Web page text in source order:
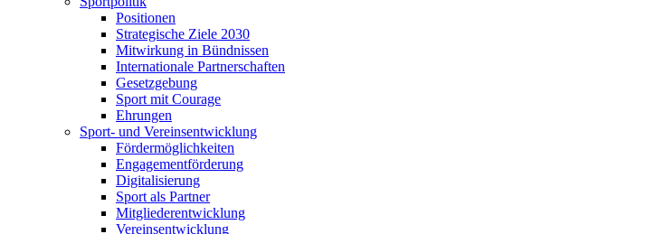
Positionen
Strategische Ziele 2030
Mitwirkung in Bündnissen
Internationale Partnerschaften
Gesetzgebung
Sport mit Courage
Ehrungen
Sport- und Vereinsentwicklung
Fördermöglichkeiten
Engagementförderung
Digitalisierung
Sport als Partner
Mitgliederentwicklung
Vereinsentwicklung